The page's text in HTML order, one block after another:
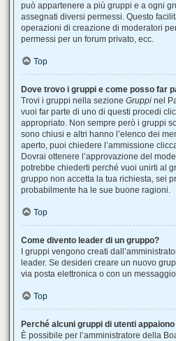
può appartenere a più gruppi e a ogni
assegnati diversi permessi. Questo
operazioni di creazione di moderatori
permessi per un forum privato, ecc.
Top
Dove trovo i gruppi e come posso far
Trovi i gruppi nella sezione Gruppi nel
vuoi far parte di uno di questi procedi
appropriato. Non sempre però i gruppi
sono chiusi e altri hanno l’elenco dei
aperto, puoi chiedere l’ammissione
Dovrai ottenere l’approvazione del
potrebbe chiederti perché vuoi unirti al
gruppo non accetta la tua richiesta, sei
probabilmente ha le sue buone ragioni.
Top
Come divento leader di un gruppo?
I gruppi vengono creati
leader. Se desideri creare un nuovo
via posta elettronica o con un
Top
Perché alcuni gruppi di utenti
È possibile per l’amministratore della